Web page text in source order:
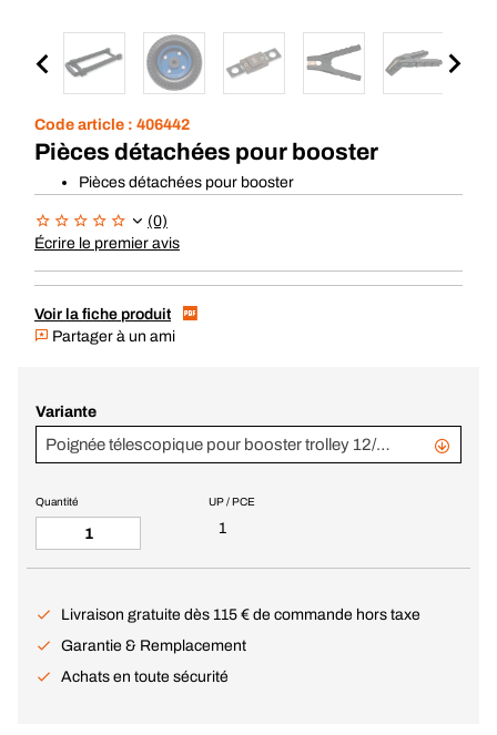
Code article : 406442
Pièces détachées pour booster
Pièces détachées pour booster
(0)
Écrire le premier avis
Voir la fiche produit
Partager à un ami
Variante
Poignée télescopique pour booster trolley 12/24V
UP / PCE
1
Quantité
Livraison gratuite dès 115 € de commande hors taxe
Garantie & Remplacement
Achats en toute sécurité